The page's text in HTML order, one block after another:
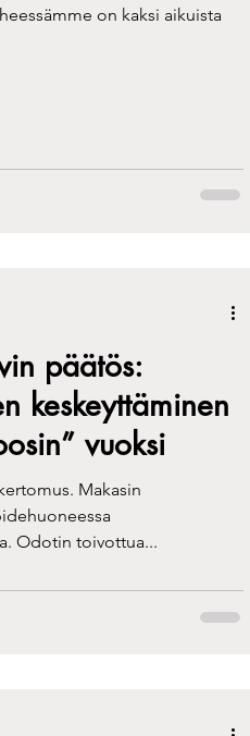
on kaksi aikuista
päätös:
keskeyttäminen
vuoksi
Makasin
Odotin toivottua...